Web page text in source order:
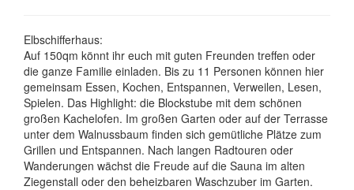
Elbschifferhaus:
Auf 150qm könnt ihr euch mit guten Freunden treffen oder
die ganze Familie einladen. Bis zu 11 Personen können hier
gemeinsam Essen, Kochen, Entspannen, Verweilen, Lesen,
Spielen. Das Highlight: die Blockstube mit dem schönen
großen Kachelofen. Im großen Garten oder auf der Terrasse
unter dem Walnussbaum finden sich gemütliche Plätze zum
Grillen und Entspannen. Nach langen Radtouren oder
Wanderungen wächst die Freude auf die Sauna im alten
Ziegenstall oder den beheizbaren Waschzuber im Garten.